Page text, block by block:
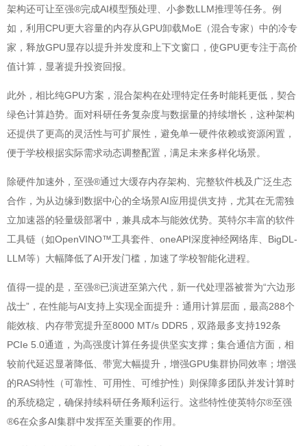
架构还可让至强®完成AI模型预处理、小参数LLM推理等任务。例
如，利用CPU更大容量的内存从GPU卸载MoE（混合专家）中的冷专
家，释放GPU显存以提升并发度和上下文窗口，使GPU更专注于高价
值计算，显著提升投资回报。
此外，相比纯GPU方案，混合架构在处理特定任务时能耗更低，契合
绿色计算趋势。面对科研任务复杂度与数据量的持续增长，这种架构
还提供了更高的灵活性与可扩展性，避免单一硬件依赖或资源闲置，
便于学校根据实际需求动态调整配置，满足未来多样化场景。
除硬件加速外，至强®通过大缓存内存架构、完整软件栈及广泛生态
合作，为从边缘到数据中心的全场景AI应用提供支持，尤其在无需独
立加速器的轻量级部署中，兼具成本与能效优势。英特尔丰富的软件
工具链（如OpenVINO™工具套件、oneAPI深度神经网络库、BigDL-
LLM等）大幅降低了AI开发门槛，加速了学校智能化进程。
值得一提的是，至强®已演进至第六代，新一代处理器被誉为“六边形
战士”，在性能与AI支持上实现全面提升：通用计算层面，最高288个
能效核、内存带宽提升至8000 MT/s DDR5，双路最多支持192条
PCIe 5.0通道，为高强度计算任务提供坚实支撑；集合通信方面，相
较前代延迟显著降低、带宽大幅提升，增强GPU集群协同效率；增强
的RAS特性（可靠性、可用性、可维护性）则保障多团队并发计算时
的系统稳定，确保持续科研任务顺利运行。这些特性使英特尔®至强
®6在众多AI集群中发挥至关重要的作用。